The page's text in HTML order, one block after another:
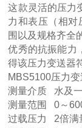
这款灵活的压力
力和表压（相对
围以及规格齐全
优秀的抗振能力
得该压力变送器
MBS5100压力变
测量介质 水及
测量范围 0～
过载压力 2倍满